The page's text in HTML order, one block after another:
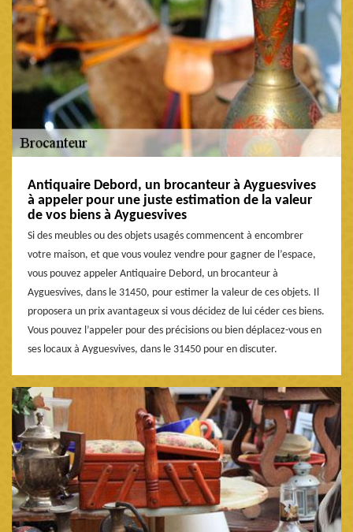
Antiquaire Debord, un brocanteur à Ayguesvives
à appeler pour une juste estimation de la valeur
de vos biens à Ayguesvives
Si des meubles ou des objets usagés commencent à encombrer
votre maison, et que vous voulez vendre pour gagner de l’espace,
vous pouvez appeler Antiquaire Debord, un brocanteur à
Ayguesvives, dans le 31450, pour estimer la valeur de ces objets. Il
proposera un prix avantageux si vous décidez de lui céder ces biens.
Vous pouvez l’appeler pour des précisions ou bien déplacez-vous en
ses locaux à Ayguesvives, dans le 31450 pour en discuter.